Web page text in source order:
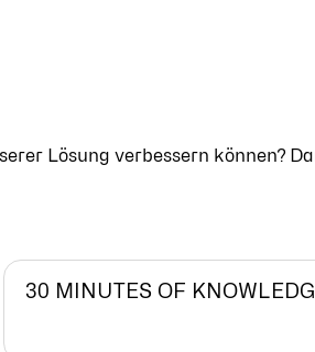
Lösung verbessern können?
30 MINUTES OF